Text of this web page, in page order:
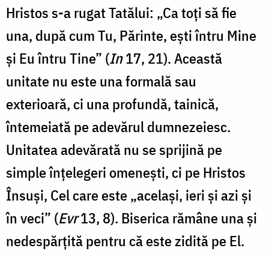
Hristos s-a rugat Tatălui: „Ca toți să fie
una, după cum Tu, Părinte, ești întru Mine
și Eu întru Tine” (In17, 21). Această
unitate nu este una formală sau
exterioară, ci una profundă, tainică,
întemeiată pe adevărul dumnezeiesc.
Unitatea adevărată nu se sprijină pe
simple înțelegeri omenești, ci pe Hristos
Însuși, Cel care este „același, ieri și azi și
în veci” (Evr13, 8). Biserica rămâne una și
nedespărțită pentru că este zidită pe El.